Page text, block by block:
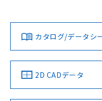
ダウンロードデータをご
みください。
ソフトウェアの使用条件
対応済み
中国 RoHS 注意事項・
カタログ/データシ
2D CADデータ